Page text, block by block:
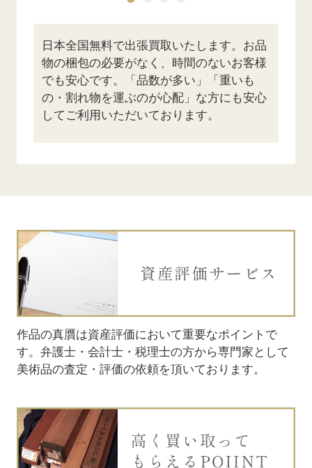
日本全国無料で出張買取いたします。お品
物の梱包の必要がなく、時間のないお客様
でも安心です。「品数が多い」「重いも
の・割れ物を運ぶのが心配」な方にも安心
してご利用いただいております。
お問い合わせ
まずはお電話または査定申し込み
フォームでお問い合わせくださ
い。お品物の詳細をお伺いいたし
お品物の
額をお伝
れる方は
お問い合わせ
まずはお電話または査定申し込み
フォームでお問い合わせくださ
い。お品物の詳細をお伺いいたし
お品物の
額をお伝
れる方は
作品の真贋は資産評価において重要なポイントで
す。弁護士・会計士・税理士の方から専門家として
美術品の査定・評価の依頼を頂いております。